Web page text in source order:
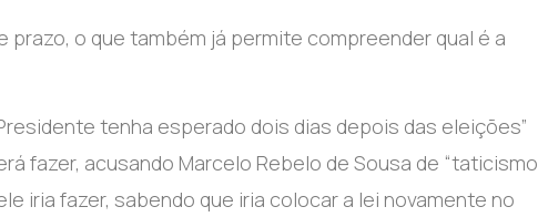
prazo, o que também já permite compreender qual é a
tenha esperado dois dias depois das eleições”
fazer, acusando Marcelo Rebelo de Sousa de “taticismo
iria fazer, sabendo que iria colocar a lei novamente no